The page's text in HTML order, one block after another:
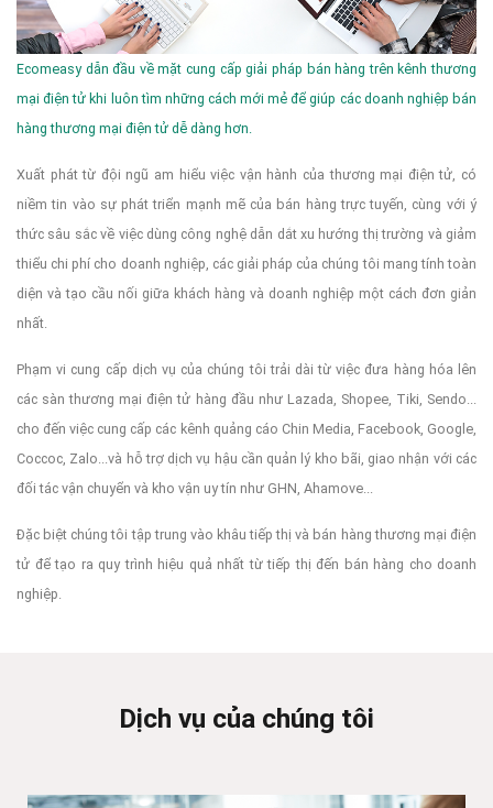
KẾT NỐI NHÃN HÀNG VỚI
CỘNG TÁC VIÊN BÁN
MẠNG XÃ HỘI VÀ NGƯỜI
hàng trên mạng xã hội và người nổi tiếng với các
để tăng doanh số bán hàng qua kênh phân phối mới mẻ
Ecomeasy dẫn đầu về mặt cung cấp giải pháp bán hàng trên kênh thương
mại điện tử khi luôn tìm những cách mới mẻ để giúp các doanh nghiệp bán
hàng thương mại điện tử dễ dàng hơn.
Xuất phát từ đội ngũ am hiểu việc vận hành của thương mại điện tử, có
niềm tin vào sự phát triển mạnh mẽ của bán hàng trực tuyến, cùng với ý
thức sâu sắc về việc dùng công nghệ dẫn dắt xu hướng thị trường và giảm
thiểu chi phí cho doanh nghiệp, các giải pháp của chúng tôi mang tính toàn
diện và tạo cầu nối giữa khách hàng và doanh nghiệp một cách đơn giản
nhất.
Phạm vi cung cấp dịch vụ của chúng tôi trải dài từ việc đưa hàng hóa lên
các sàn thương mại điện tử hàng đầu như Lazada, Shopee, Tiki, Sendo...
cho đến việc cung cấp các kênh quảng cáo Chin Media, Facebook, Google,
Coccoc, Zalo...và hỗ trợ dịch vụ hậu cần quản lý kho bãi, giao nhận với các
đối tác vận chuyển và kho vận uy tín như GHN, Ahamove...
Đặc biệt chúng tôi tập trung vào khâu tiếp thị và bán hàng thương mại điện
tử để tạo ra quy trình hiệu quả nhất từ tiếp thị đến bán hàng cho doanh
nghiệp.
Dịch vụ của chúng tôi